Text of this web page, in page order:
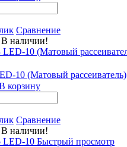
Сравнение
В наличии!
10 (Матовый рассеиватель)
корзину
Сравнение
В наличии!
Быстрый просмотр